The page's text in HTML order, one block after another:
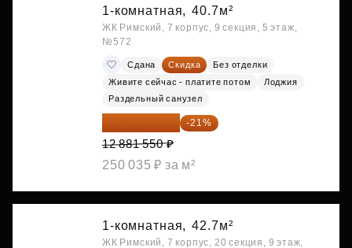
1-комнатная, 40.7м²
ЖК Римский, 7 корпус, 9 секция, 5 этаж,
№572
Сдана Скидка
Без отделки
Живите сейчас - платите потом
Лоджия
Раздельный санузел
10 176 425 ₽ -21%
12 881 550 ₽
250 035 ₽ за м²
1-комнатная, 42.7м²
ЖК Римский, 7 корпус, 20 секция, 9 этаж,